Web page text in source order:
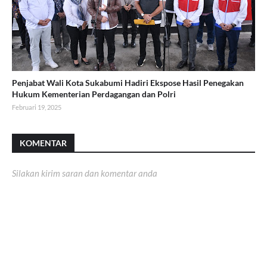
Penjabat Wali Kota Sukabumi Hadiri Ekspose Hasil Penegakan
Hukum Kementerian Perdagangan dan Polri
Februari 19, 2025
KOMENTAR
Silakan kirim saran dan komentar anda